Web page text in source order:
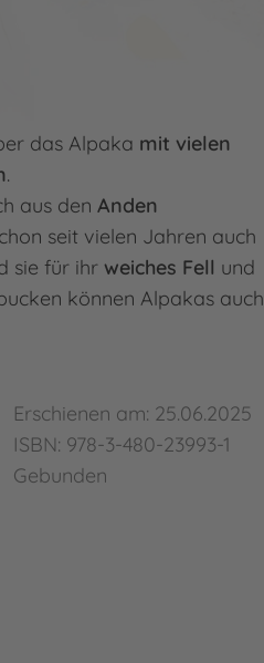
das Alpaka mit vielen
.
aus den Anden
seit vielen Jahren auch
sie für ihr weiches Fell und
können Alpakas auch
Erschienen am: 25.06.2025
ISBN: 978-3-480-23993-1
Gebunden